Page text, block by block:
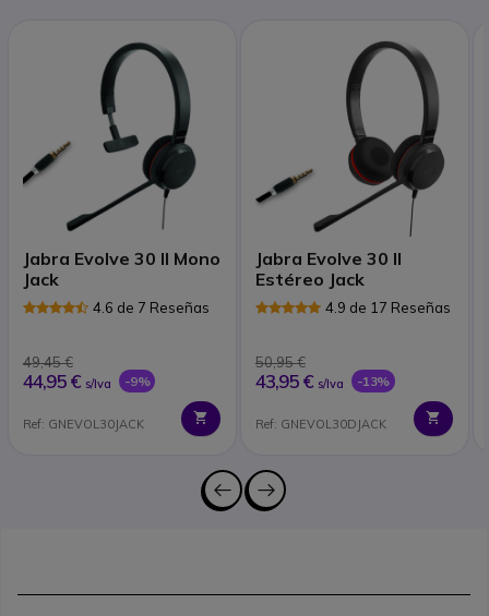
Jabra Evolve 30 II Mono
Jack
4.6 de 7 Reseñas
49,45 €
44,95 € s/Iva -9%
Ref: GNEVOL30JACK
Jabra Evolve 30 II
Estéreo Jack
4.9 de 17 Reseñas
50,95 €
43,95 € s/Iva -13%
Ref: GNEVOL30DJACK